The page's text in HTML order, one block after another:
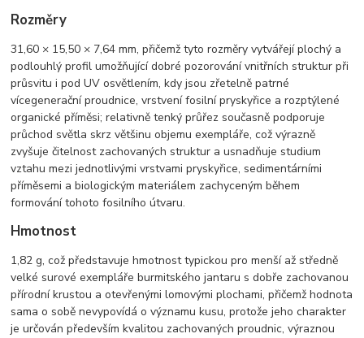
Rozměry
31,60 × 15,50 × 7,64 mm, přičemž tyto rozměry vytvářejí plochý a
podlouhlý profil umožňující dobré pozorování vnitřních struktur při
průsvitu i pod UV osvětlením, kdy jsou zřetelně patrné
vícegenerační proudnice, vrstvení fosilní pryskyřice a rozptýlené
organické příměsi; relativně tenký průřez současně podporuje
průchod světla skrz většinu objemu exempláře, což výrazně
zvyšuje čitelnost zachovaných struktur a usnadňuje studium
vztahu mezi jednotlivými vrstvami pryskyřice, sedimentárními
příměsemi a biologickým materiálem zachyceným během
formování tohoto fosilního útvaru.
Hmotnost
1,82 g, což představuje hmotnost typickou pro menší až středně
velké surové exempláře burmitského jantaru s dobře zachovanou
přírodní krustou a otevřenými lomovými plochami, přičemž hodnota
sama o sobě nevypovídá o významu kusu, protože jeho charakter
je určován především kvalitou zachovaných proudnic, výraznou